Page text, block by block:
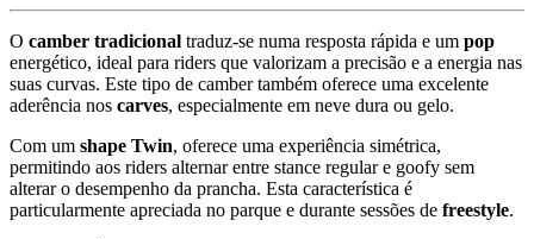
O camber tradicional traduz-se numa resposta rápida e um pop
energético, ideal para riders que valorizam a precisão e a energia nas
suas curvas. Este tipo de camber também oferece uma excelente
aderência nos carves, especialmente em neve dura ou gelo.
Com um shape Twin, oferece uma experiência simétrica,
permitindo aos riders alternar entre stance regular e goofy sem
alterar o desempenho da prancha. Esta característica é
particularmente apreciada no parque e durante sessões de freestyle.